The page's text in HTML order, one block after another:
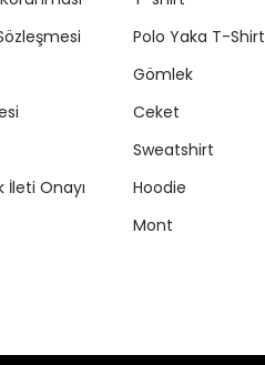
İleti Onayı
Polo Yaka T-Shirt
Gömlek
Ceket
Sweatshirt
Hoodie
Mont